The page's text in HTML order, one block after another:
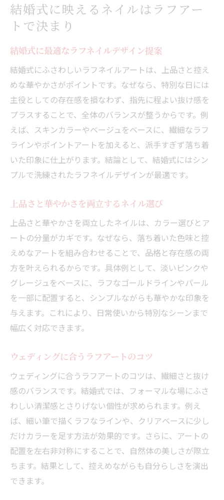
結婚式に映えるネイルはラフアー
トで決まり
結婚式に最適なラフネイルデザイン提案
結婚式にふさわしいラフネイルアートは、上品さと控え
めな華やかさがポイントです。なぜなら、特別な日には
主役としての存在感を損なわず、指先に程よい抜け感を
プラスすることで、全体のバランスが整うからです。例
えば、スキンカラーやベージュをベースに、繊細なラフ
ラインやポイントアートを加えると、派手すぎず落ち着
いた印象に仕上がります。結論として、結婚式にはシン
プルで洗練されたラフネイルデザインが最適です。
上品さと華やかさを両立するネイル選び
上品さと華やかさを両立したネイルは、カラー選びとア
ートの分量がカギです。なぜなら、落ち着いた色味と控
えめなアートを組み合わせることで、品格と存在感の両
方を叶えられるからです。具体例として、淡いピンクや
グレージュをベースに、ラフなゴールドラインやパール
を一部に配置すると、シンプルながらも華やかな印象を
与えます。これにより、日常使いから特別なシーンまで
幅広く対応できます。
ウェディングに合うラフアートのコツ
ウェディングに合うラフアートのコツは、繊細さと抜け
感のバランスです。結婚式では、フォーマルな場にふさ
わしい清潔感とさりげない個性が求められます。例え
ば、細い筆で描くラフなラインや、クリアベースに少し
だけカラーを足す方法が効果的です。さらに、アートの
配置を左右非対称にすることで、自然体の美しさが際立
ちます。結果として、控えめながらも自分らしさを演出
できます。